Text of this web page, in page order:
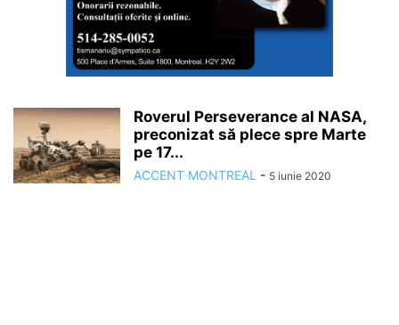
Roverul Perseverance al NASA,
preconizat să plece spre Marte
pe 17...
ACCENT MONTREAL - 5 iunie 2020